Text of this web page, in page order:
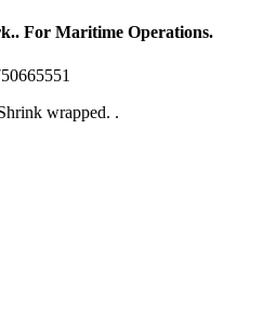
For Maritime Operations.
wrapped. .